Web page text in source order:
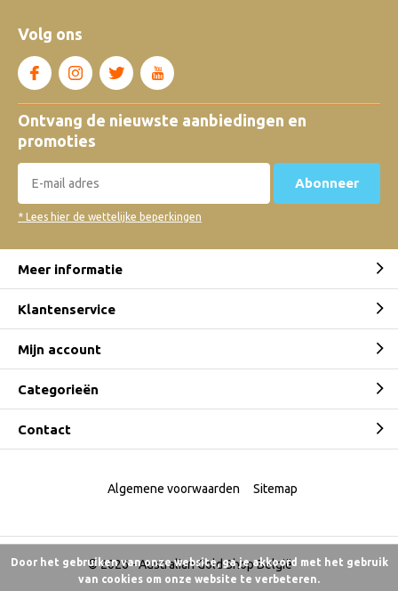
Volg ons
Ontvang de nieuwste aanbiedingen en
promoties
Abonneer
* Lees hier de wettelijke beperkingen
Meer informatie
Klantenservice
Mijn account
Categorieën
Contact
© 2026 -Australian Gold Shop België
Algemene voorwaarden Sitemap
Door het gebruiken van onze website, ga je akkoord met het gebruik
van cookies om onze website te verbeteren.